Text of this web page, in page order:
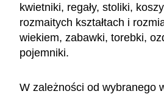
kwietniki, regały, stoliki,
rozmaitych kształtach i
wiekiem, zabawki, torebki,
pojemniki.
W zależności od wybranego